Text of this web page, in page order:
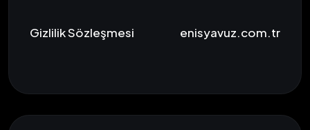
Gizlilik Sözleşmesi enisyavuz.com.tr